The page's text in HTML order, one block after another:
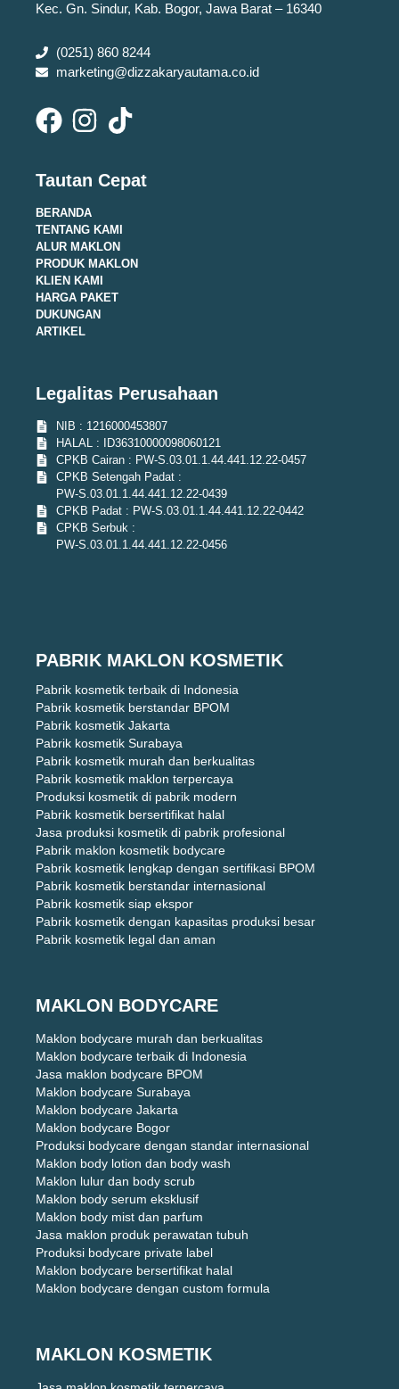
Kec. Gn. Sindur, Kab. Bogor, Jawa Barat – 16340
(0251) 860 8244
marketing@dizzakaryautama.co.id
Tautan Cepat
BERANDA
TENTANG KAMI
ALUR MAKLON
PRODUK MAKLON
KLIEN KAMI
HARGA PAKET
DUKUNGAN
ARTIKEL
Legalitas Perusahaan
NIB : 1216000453807
HALAL : ID36310000098060121
CPKB Cairan : PW-S.03.01.1.44.441.12.22-0457
CPKB Setengah Padat :
PW-S.03.01.1.44.441.12.22-0439
CPKB Padat : PW-S.03.01.1.44.441.12.22-0442
CPKB Serbuk :
PW-S.03.01.1.44.441.12.22-0456
PABRIK MAKLON KOSMETIK
Pabrik kosmetik terbaik di Indonesia
Pabrik kosmetik berstandar BPOM
Pabrik kosmetik Jakarta
Pabrik kosmetik Surabaya
Pabrik kosmetik murah dan berkualitas
Pabrik kosmetik maklon terpercaya
Produksi kosmetik di pabrik modern
Pabrik kosmetik bersertifikat halal
Jasa produksi kosmetik di pabrik profesional
Pabrik maklon kosmetik bodycare
Pabrik kosmetik lengkap dengan sertifikasi BPOM
Pabrik kosmetik berstandar internasional
Pabrik kosmetik siap ekspor
Pabrik kosmetik dengan kapasitas produksi besar
Pabrik kosmetik legal dan aman
MAKLON BODYCARE
Maklon bodycare murah dan berkualitas
Maklon bodycare terbaik di Indonesia
Jasa maklon bodycare BPOM
Maklon bodycare Surabaya
Maklon bodycare Jakarta
Maklon bodycare Bogor
Produksi bodycare dengan standar internasional
Maklon body lotion dan body wash
Maklon lulur dan body scrub
Maklon body serum eksklusif
Maklon body mist dan parfum
Jasa maklon produk perawatan tubuh
Produksi bodycare private label
Maklon bodycare bersertifikat halal
Maklon bodycare dengan custom formula
MAKLON KOSMETIK